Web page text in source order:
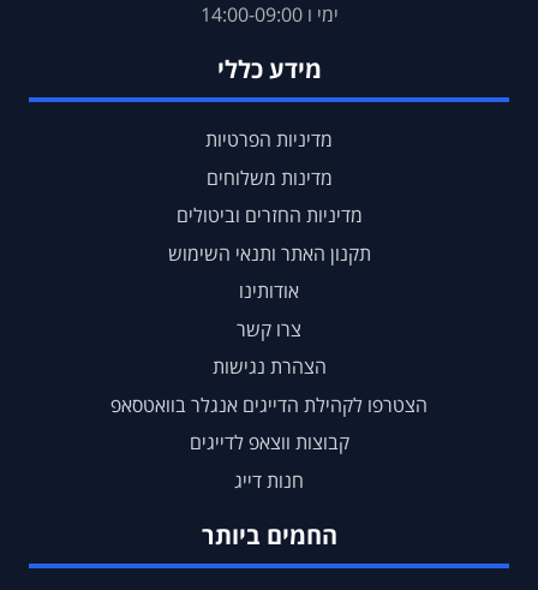
ימי ו 14:00-09:00
מידע כללי
מדיניות הפרטיות
מדינות משלוחים
מדיניות החזרים וביטולים
תקנון האתר ותנאי השימוש
אודותינו
צרו קשר
הצהרת נגישות
הצטרפו לקהילת הדייגים אנגלר בוואטסאפ
קבוצות ווצאפ לדייגים
חנות דייג
החמים ביותר